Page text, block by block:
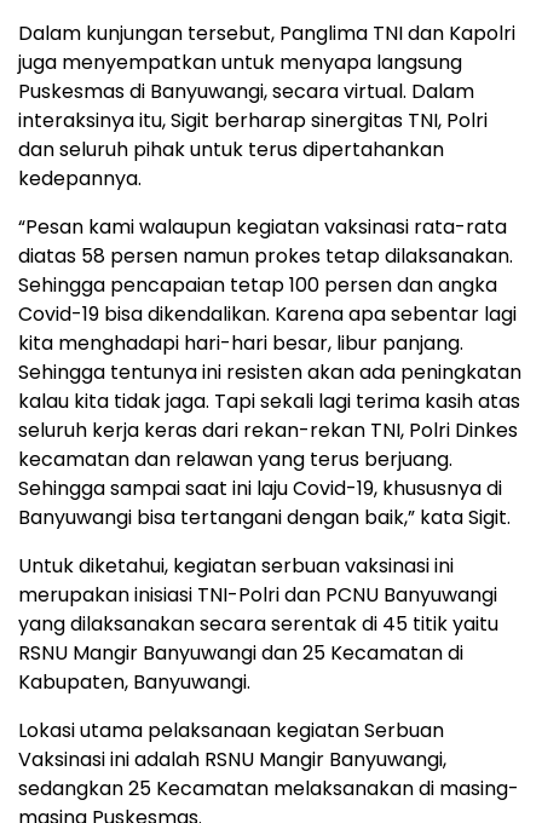
Dalam kunjungan tersebut, Panglima TNI dan Kapolri
juga menyempatkan untuk menyapa langsung
Puskesmas di Banyuwangi, secara virtual. Dalam
interaksinya itu, Sigit berharap sinergitas TNI, Polri
dan seluruh pihak untuk terus dipertahankan
kedepannya.
“Pesan kami walaupun kegiatan vaksinasi rata-rata
diatas 58 persen namun prokes tetap dilaksanakan.
Sehingga pencapaian tetap 100 persen dan angka
Covid-19 bisa dikendalikan. Karena apa sebentar lagi
kita menghadapi hari-hari besar, libur panjang.
Sehingga tentunya ini resisten akan ada peningkatan
kalau kita tidak jaga. Tapi sekali lagi terima kasih atas
seluruh kerja keras dari rekan-rekan TNI, Polri Dinkes
kecamatan dan relawan yang terus berjuang.
Sehingga sampai saat ini laju Covid-19, khususnya di
Banyuwangi bisa tertangani dengan baik,” kata Sigit.
Untuk diketahui, kegiatan serbuan vaksinasi ini
merupakan inisiasi TNI-Polri dan PCNU Banyuwangi
yang dilaksanakan secara serentak di 45 titik yaitu
RSNU Mangir Banyuwangi dan 25 Kecamatan di
Kabupaten, Banyuwangi.
Lokasi utama pelaksanaan kegiatan Serbuan
Vaksinasi ini adalah RSNU Mangir Banyuwangi,
sedangkan 25 Kecamatan melaksanakan di masing-
masing Puskesmas.